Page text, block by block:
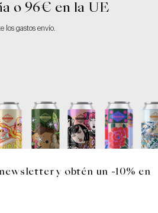
o 96€ en la UE
los gastos envío.
y obtén un -10% en